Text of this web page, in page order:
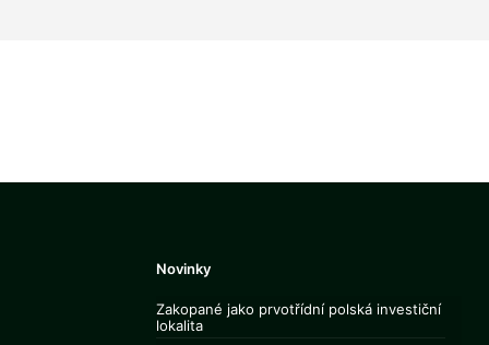
Novinky
Zakopané jako prvotřídní polská investiční
lokalita